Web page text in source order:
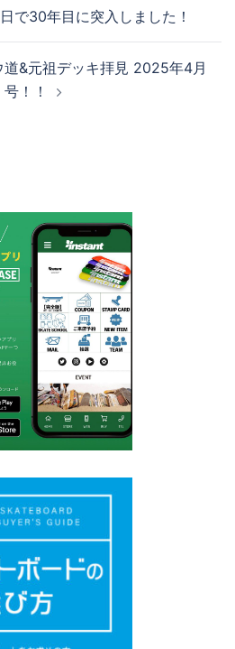
で30年目に突入しました！
&元祖デッキ拝見 2025年4月
号！！